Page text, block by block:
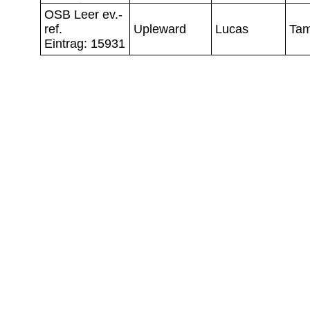
OSB Leer ev.-
ref.
Eintrag: 15931
Upleward Lucas